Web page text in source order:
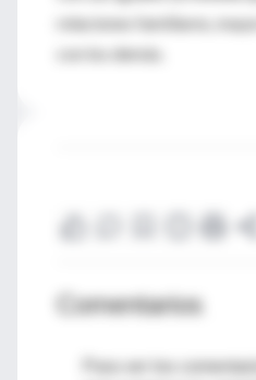
relaciones familiares,
con los demás.
Comentarios
Para ver los